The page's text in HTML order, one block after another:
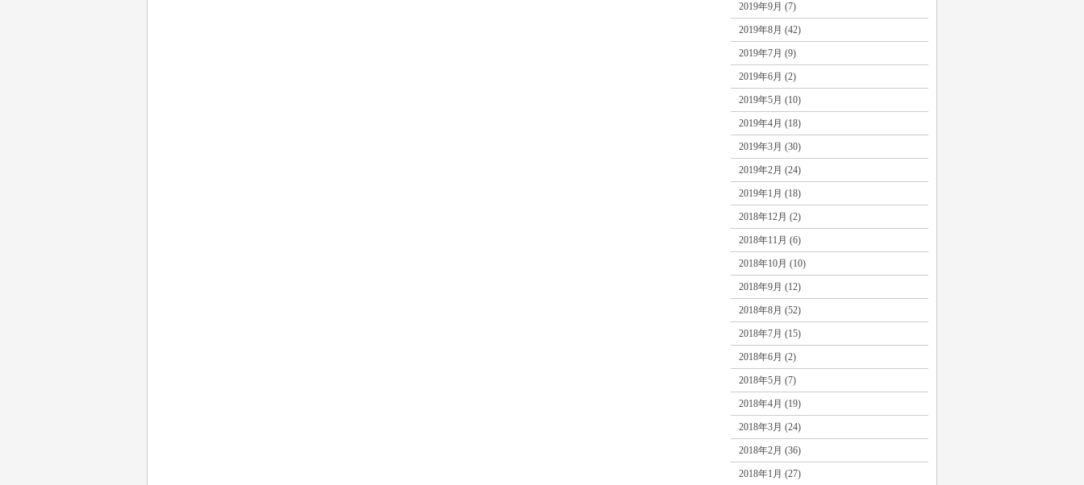
2019年9月 (7)
2019年8月 (42)
2019年7月 (9)
2019年6月 (2)
2019年5月 (10)
2019年4月 (18)
2019年3月 (30)
2019年2月 (24)
2019年1月 (18)
2018年12月 (2)
2018年11月 (6)
2018年10月 (10)
2018年9月 (12)
2018年8月 (52)
2018年7月 (15)
2018年6月 (2)
2018年5月 (7)
2018年4月 (19)
2018年3月 (24)
2018年2月 (36)
2018年1月 (27)